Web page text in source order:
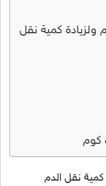
ولزيادة كمية نقل
كوم
كمية نقل الدم